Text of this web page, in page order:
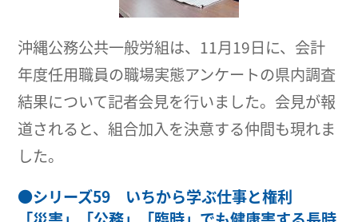
沖縄公務公共一般労組は、11月19日に、会計
年度任用職員の職場実態アンケートの県内調査
結果について記者会見を行いました。会見が報
道されると、組合加入を決意する仲間も現れま
した。
●シリーズ59 いちから学ぶ仕事と権利